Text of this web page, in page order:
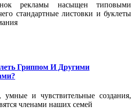
рекламы насыщен типовыми
стандартные листовки и буклеты
Гриппом И Другими
и чувствительные создания,
членами наших семей